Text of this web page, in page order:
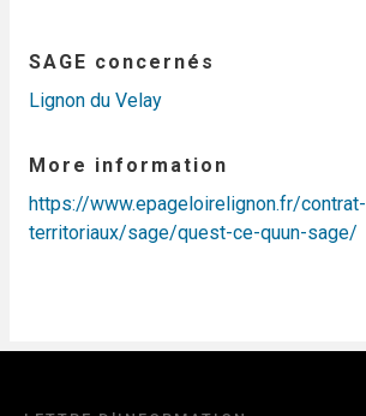
SAGE concernés
Lignon du Velay
More information
https://www.epageloirelignon.fr/contrat-
territoriaux/sage/quest-ce-quun-sage/